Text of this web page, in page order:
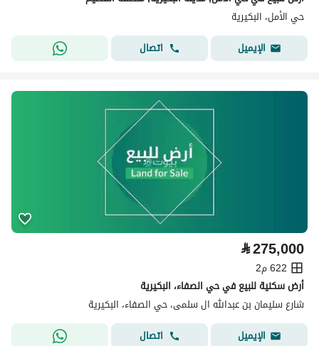
حي الأمل، البكيرية
الإيميل
اتصال
⃁275,000
622 م2
أرض سكنية للبيع في حي الصفاء، البكيرية
شارع سليمان بن عبدالله ال سلمى، حي الصفاء، البكيرية
الإيميل
اتصال